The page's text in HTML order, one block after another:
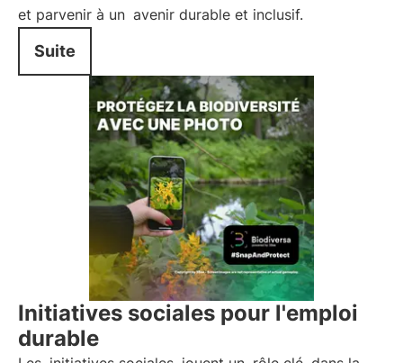
et parvenir à un avenir durable et inclusif.
Suite
Initiatives sociales pour l'emploi
durable